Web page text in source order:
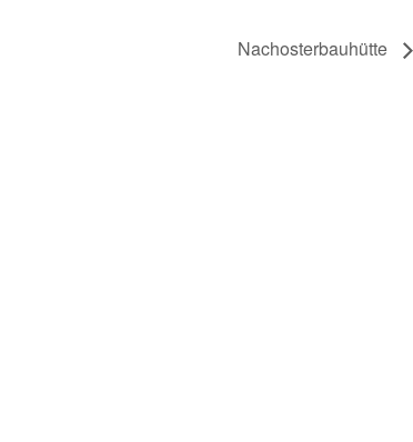
Nachosterbauhütte